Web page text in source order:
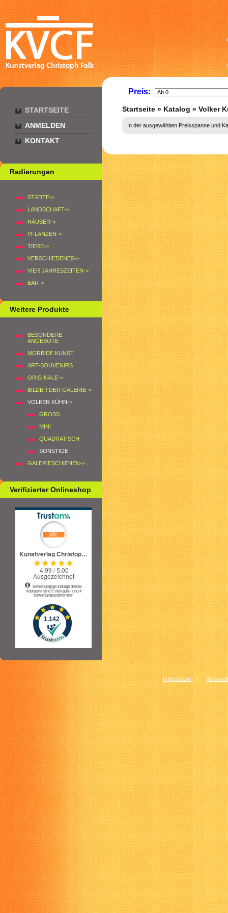
STARTSEITE
ANMELDEN
KONTAKT
Radierungen
STÄDTE->
LANDSCHAFT->
HÄUSER->
PFLANZEN->
TIERE->
VERSCHIEDENES->
VIER JAHRESZEITEN->
BÄR->
Weitere Produkte
BESONDERE
ANGEBOTE
MORBIDE KUNST
ART-SOUVENIRS
ORIGINALE->
BILDER DER GALERIE->
VOLKER KÜHN->
GROSS
MINI
QUADRATISCH
SONSTIGE
GALERIESCHIENEN->
Verifizierter Onlineshop
Preis:
Startseite » Katalog » Volker
In der ausgewählten Preisspanne und
Impressum |